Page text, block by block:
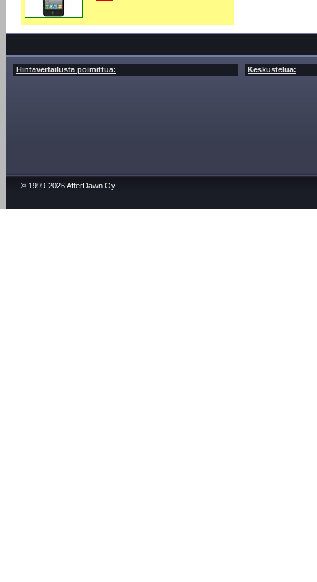
Hintavertailusta poimittua: Keskustelua:
© 1999-2026 AfterDawn Oy